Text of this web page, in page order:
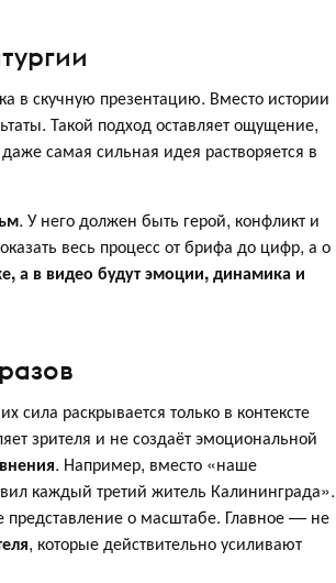
в скучную презентацию. Вместо истории
Такой подход оставляет ощущение,
самая сильная идея растворяется в
. У него должен быть герой, конфликт и
весь процесс от брифа до цифр, а о
а в видео будут эмоции, динамика и
раскрывается только в контексте
зрителя и не создаёт эмоциональной
. Например, вместо «наше
каждый третий житель Калининграда».
представление о масштабе. Главное — не
, которые действительно усиливают